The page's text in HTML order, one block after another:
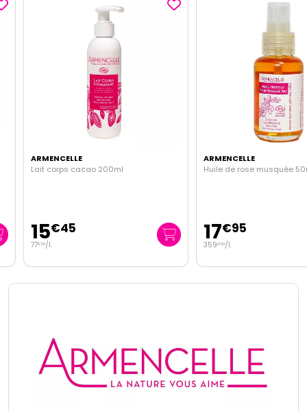
ARMENCELLE
Lait corps cacao 200ml
15€45
25/l.
ARMENCELLE
Huile de rose musquée 50ml
17€95
359€ 00 /l.